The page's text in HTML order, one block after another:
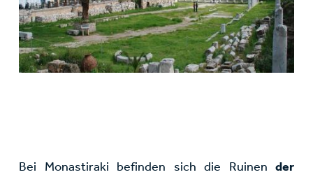
Bei Monastiraki befinden sich die Ruinen der